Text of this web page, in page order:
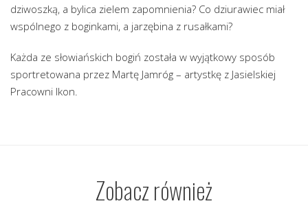
dziwoszką, a bylica zielem zapomnienia? Co dziurawiec miał
wspólnego z boginkami, a jarzębina z rusałkami?
Każda ze słowiańskich bogiń została w wyjątkowy sposób
sportretowana przez Martę Jamróg – artystkę z Jasielskiej
Pracowni Ikon.
Zobacz również